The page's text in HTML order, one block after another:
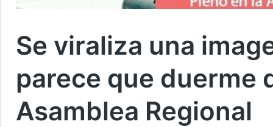
Se viraliza una
parece que duerme
Asamblea Regional